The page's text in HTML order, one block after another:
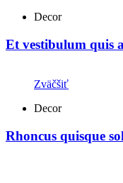
Decor
Et vestibulum quis
Zväčšiť
Decor
Rhoncus quisque